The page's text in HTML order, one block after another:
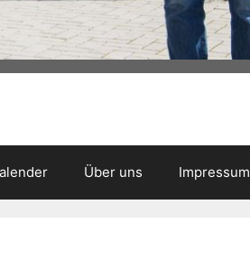
Über uns Impressum